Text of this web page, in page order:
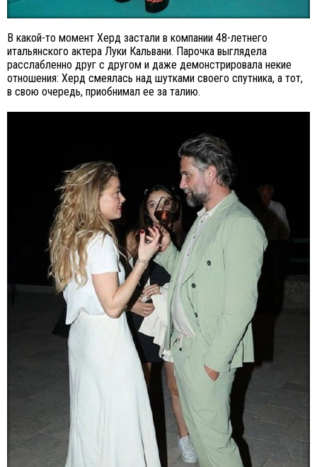
В какой-то момент Херд застали в компании 48-летнего
итальянского актера Луки Кальвани. Парочка выглядела
расслабленно друг с другом и даже демонстрировала некие
отношения: Херд смеялась над шутками своего спутника, а тот,
в свою очередь, приобнимал ее за талию.